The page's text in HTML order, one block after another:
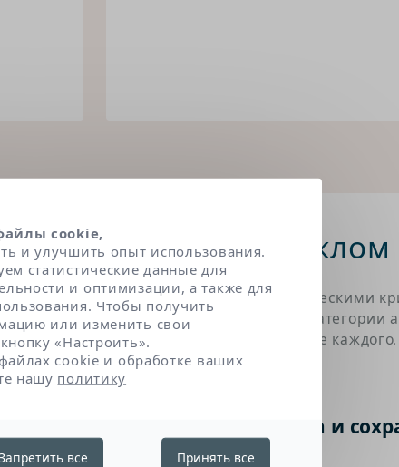
стеклом
с очень строгими дерматологическими
разделенны на три основные категории
узнаете природу, роль и происхождение каждого.
Защита и
cookie,
и улучшить опыт использования.
статистические данные для
и оптимизации, а также для
Чтобы получить
или изменить свои
«Настроить».
cookie и обработке ваших
нашу политику
все Принять все